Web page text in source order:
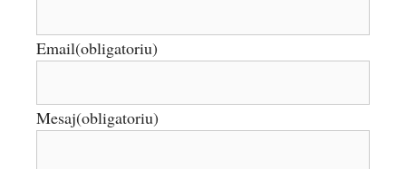
Email(obligatoriu)
Mesaj(obligatoriu)